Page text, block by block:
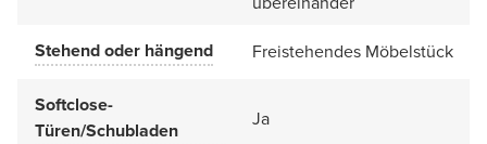
Stehend oder hängend
Freistehendes Möbelstück
Softclose-
Türen/Schubladen
Ja